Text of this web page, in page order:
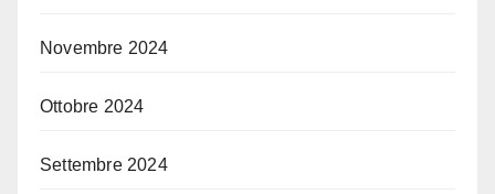
Novembre 2024
Ottobre 2024
Settembre 2024